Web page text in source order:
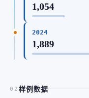
1,054
2024
1,889
02 样例数据